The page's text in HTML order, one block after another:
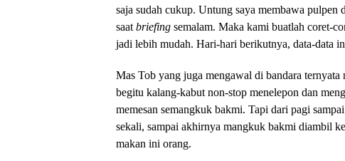
saja sudah cukup. Untung saya membawa pulpen
saat briefing semalam. Maka kami buatlah coret-
jadi lebih mudah. Hari-hari berikutnya, data-data
Mas Tob yang juga mengawal di bandara
begitu kalang-kabut non-stop menelepon dan
memesan semangkuk bakmi. Tapi dari pagi
sekali, sampai akhirnya mangkuk bakmi diambil
makan ini orang.